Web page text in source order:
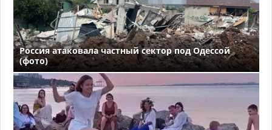
Россия атаковала частный сектор под Одессой
(фото)